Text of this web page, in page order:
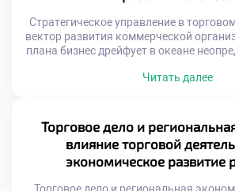
Стратегическое управление в
вектор развития коммерческой
плана бизнес дрейфует в океане
требует анализа внешней и
компании. Специальность «Торговое
системное стратегическое мышление.
[…]
Читать далее
Торговое дело и
влияние торговой
экономическое развитие